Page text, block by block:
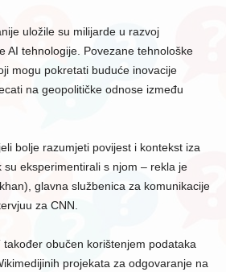
uložile su milijarde u razvoj
AI tehnologije. Povezane tehnološke
mogu pokretati buduće inovacije
na geopolitičke odnose između
bolje razumjeti povijest i kontekst iza
su eksperimentirali s njom – rekla je
glavna službenica za komunikacije
za CNN.
obučen korištenjem podataka
projekata za odgovaranje na